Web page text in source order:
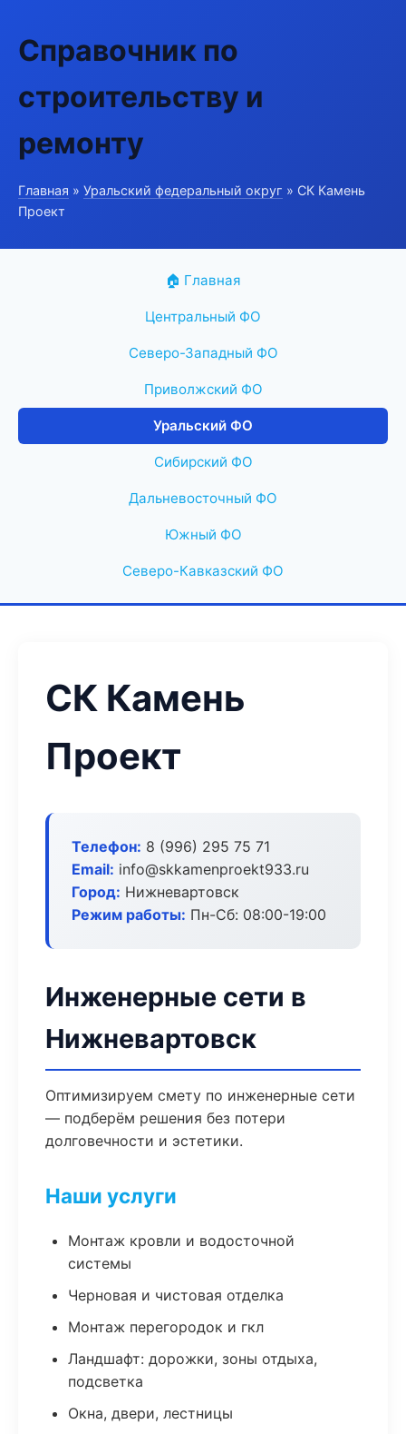
Справочник по
строительству и
ремонту
Главная » Уральский федеральный округ » СК Камень
Проект
🏠 Главная
Центральный ФО
Северо-Западный ФО
Приволжский ФО
Уральский ФО
Сибирский ФО
Дальневосточный ФО
Южный ФО
Северо-Кавказский ФО
СК Камень
Проект
Телефон: 8 (996) 295 75 71
Email: info@skkamenproekt933.ru
Город: Нижневартовск
Режим работы: Пн-Сб: 08:00-19:00
Инженерные сети в
Нижневартовск
Оптимизируем смету по инженерные сети
— подберём решения без потери
долговечности и эстетики.
Наши услуги
Монтаж кровли и водосточной
системы
Черновая и чистовая отделка
Монтаж перегородок и гкл
Ландшафт: дорожки, зоны отдыха,
подсветка
Окна, двери, лестницы